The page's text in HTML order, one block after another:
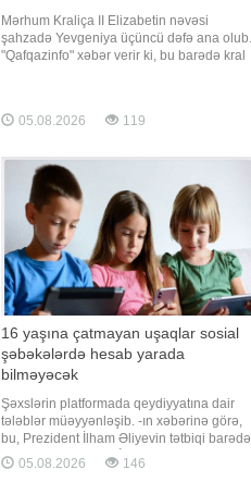
Mərhum Kraliça II Elizabetin nəvəsi
şahzadə Yevgeniya üçüncü dəfə ana olub.
"Qafqazinfo" xəbər verir ki, bu barədə kral
xəstəxanada dünyaya gələn qız övladlarını
05.08.2026 119
16 yaşına çatmayan uşaqlar sosial
şəbəkələrdə hesab yarada
bilməyəcək
Şəxslərin platformada qeydiyyatına dair
tələblər müəyyənləşib. -ın xəbərinə görə,
bu, Prezident İlham Əliyevin tətbiqi barədə
Fərman imzaladığı "İnformasiya,
informasiyalaşdırma və informasiyanın
05.08.2026 146